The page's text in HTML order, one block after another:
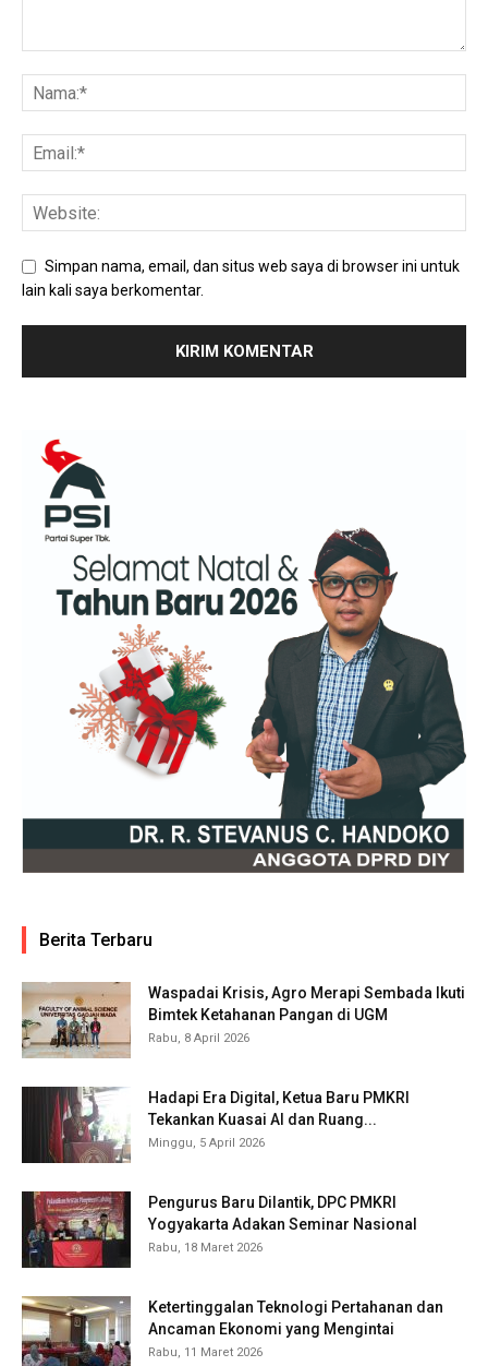
Simpan nama, email, dan situs web saya di browser ini untuk
lain kali saya berkomentar.
Berita Terbaru
Waspadai Krisis, Agro Merapi Sembada Ikuti
Bimtek Ketahanan Pangan di UGM
Rabu, 8 April 2026
Hadapi Era Digital, Ketua Baru PMKRI
Tekankan Kuasai AI dan Ruang...
Minggu, 5 April 2026
Pengurus Baru Dilantik, DPC PMKRI
Yogyakarta Adakan Seminar Nasional
Rabu, 18 Maret 2026
Ketertinggalan Teknologi Pertahanan dan
Ancaman Ekonomi yang Mengintai
Rabu, 11 Maret 2026